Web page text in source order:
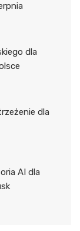
dla
dla
AI dla